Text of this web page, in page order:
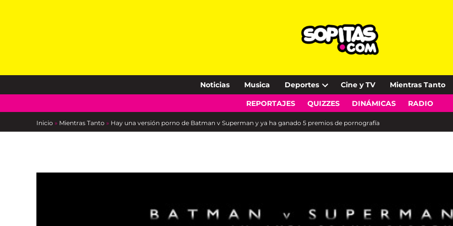
Noticias Musica Deportes
Open
dropdown
Cine y TV Mientras Tanto
REPORTAJES QUIZZES DINÁMICAS RADIO
Inicio » Mientras Tanto » Hay una versión porno de Batman v Superman y ya ha ganado 5 premios de pornografía